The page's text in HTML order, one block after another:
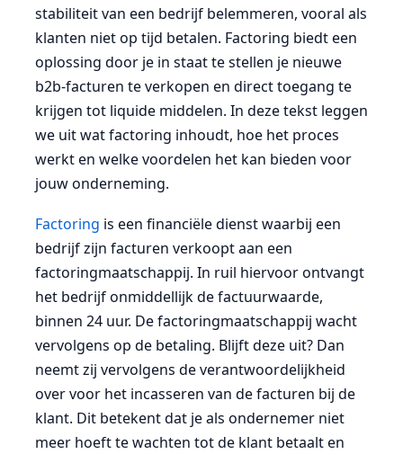
stabiliteit van een bedrijf belemmeren, vooral als
klanten niet op tijd betalen. Factoring biedt een
oplossing door je in staat te stellen je nieuwe
b2b-facturen te verkopen en direct toegang te
krijgen tot liquide middelen. In deze tekst leggen
we uit wat factoring inhoudt, hoe het proces
werkt en welke voordelen het kan bieden voor
jouw onderneming.
Factoring is een financiële dienst waarbij een
bedrijf zijn facturen verkoopt aan een
factoringmaatschappij. In ruil hiervoor ontvangt
het bedrijf onmiddellijk de factuurwaarde,
binnen 24 uur. De factoringmaatschappij wacht
vervolgens op de betaling. Blijft deze uit? Dan
neemt zij vervolgens de verantwoordelijkheid
over voor het incasseren van de facturen bij de
klant. Dit betekent dat je als ondernemer niet
meer hoeft te wachten tot de klant betaalt en